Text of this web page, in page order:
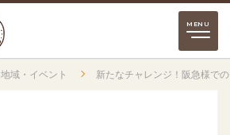
地域・イベント 新たなチャレンジ！阪急様で